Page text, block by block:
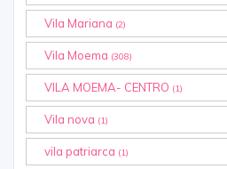
Vila Mariana (2)
Vila Moema (308)
VILA MOEMA- CENTRO (1)
Vila nova (1)
vila patriarca (1)